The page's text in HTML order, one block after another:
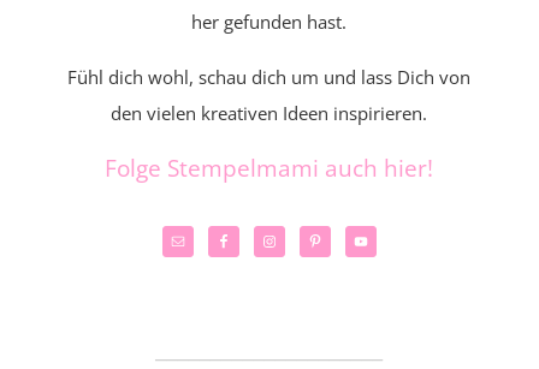
her gefunden hast.
Fühl dich wohl, schau dich um und lass Dich von
den vielen kreativen Ideen inspirieren.
Folge Stempelmami auch hier!